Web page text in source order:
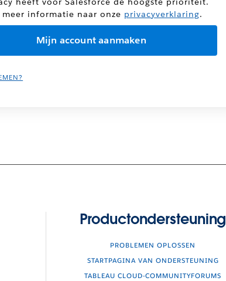
meer informatie naar onze privacyverklaring.
Productondersteuning
PROBLEMEN OPLOSSEN
STARTPAGINA VAN ONDERSTEUNING
TABLEAU CLOUD-COMMUNITYFORUMS